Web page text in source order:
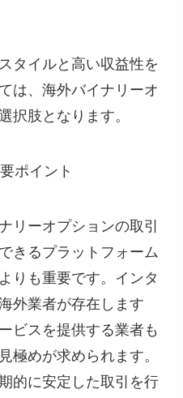
タイルと高い収益性を
は、海外バイナリーオ
択肢となります。
ポイント
リーオプションの取引
きるプラットフォーム
りも重要です。インタ
外業者が存在します
ビスを提供する業者も
極めが求められます。
的に安定した取引を行